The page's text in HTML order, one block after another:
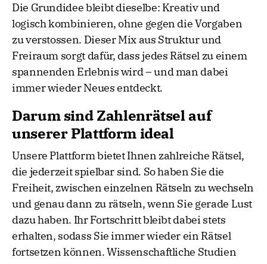
Die Grundidee bleibt dieselbe: Kreativ und
logisch kombinieren, ohne gegen die Vorgaben
zu verstossen. Dieser Mix aus Struktur und
Freiraum sorgt dafür, dass jedes Rätsel zu einem
spannenden Erlebnis wird – und man dabei
immer wieder Neues entdeckt.
Darum sind Zahlenrätsel auf
unserer Plattform ideal
Unsere Plattform bietet Ihnen zahlreiche Rätsel,
die jederzeit spielbar sind. So haben Sie die
Freiheit, zwischen einzelnen Rätseln zu wechseln
und genau dann zu rätseln, wenn Sie gerade Lust
dazu haben. Ihr Fortschritt bleibt dabei stets
erhalten, sodass Sie immer wieder ein Rätsel
fortsetzen können. Wissenschaftliche Studien